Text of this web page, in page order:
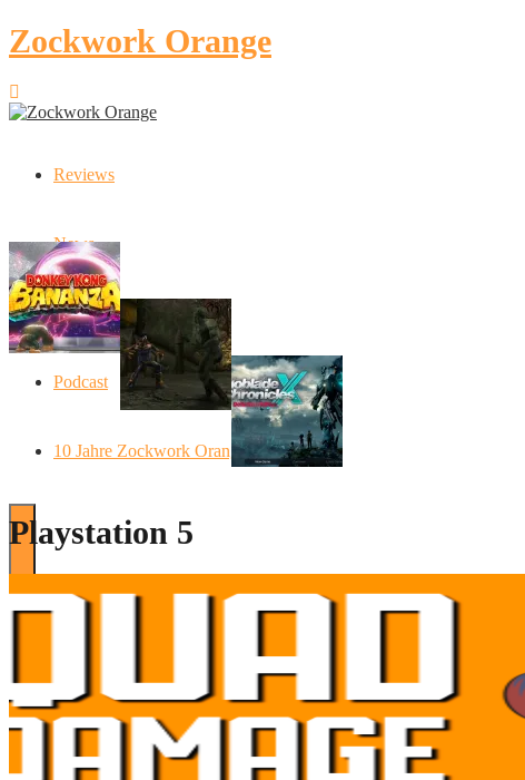
Zockwork Orange
Reviews
News
Artikel
Podcast
10 Jahre Zockwork Orange
Playstation 5